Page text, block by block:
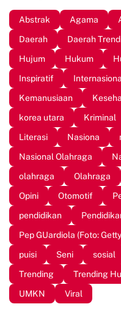
Abstrak Agama
Daerah
Daerah
Hujum
Hukum
Inspiratif
Kemanusiaan
korea utara
Kriminal
Literasi
Nasiona
Nasional Olahraga
olahraga
Olahraga
Opini
Otomotif
pendidikan
Pep GUardiola (Foto: Getty
puisi
Seni sosial
Trending
Trending
UMKN
Viral